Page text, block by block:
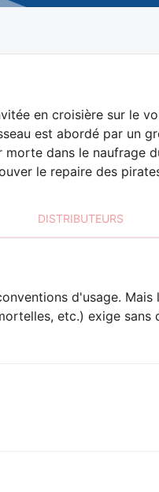
en croisière sur le
est abordé par un
dans le naufrage
le repaire des
DISTRIBUTEURS
d'usage.
etc.) exige